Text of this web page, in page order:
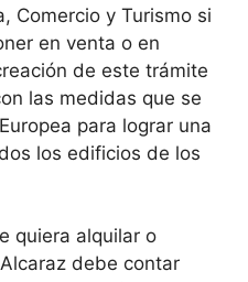
Comercio y Turismo si
en venta o en
de este trámite
las medidas que se
para lograr una
los edificios de los
quiera alquilar o
debe contar